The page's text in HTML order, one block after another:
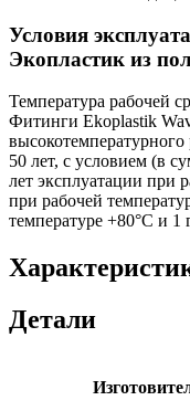
Условия
Экопластик из
Температура рабочей
Фитинги Ekoplastik
50 лет, с условием (в
лет эксплуатации при
при рабочей
температуре +80°С и 1
Детали